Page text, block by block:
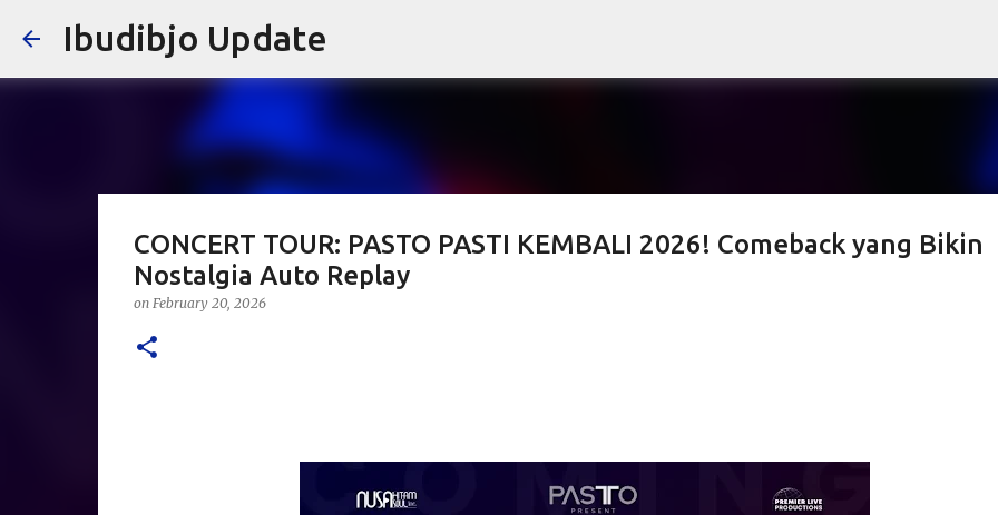
Ibudibjo Update
CONCERT TOUR: PASTO PASTI KEMBALI 2026! Comeback yang Bikin
Nostalgia Auto Replay
on February 20, 2026